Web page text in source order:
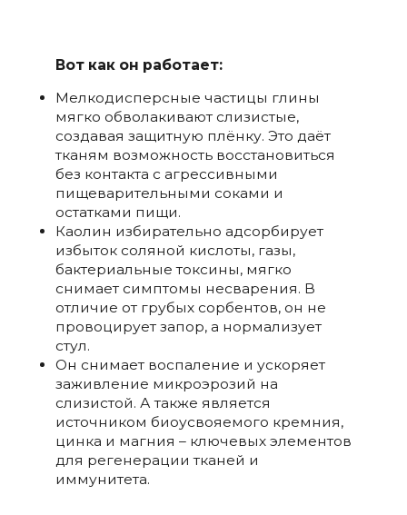
Вот как он работает:
Мелкодисперсные частицы глины
мягко обволакивают слизистые,
создавая защитную плёнку. Это даёт
тканям возможность восстановиться
без контакта с агрессивными
пищеварительными соками и
остатками пищи.
Каолин избирательно адсорбирует
избыток соляной кислоты, газы,
бактериальные токсины, мягко
снимает симптомы несварения. В
отличие от грубых сорбентов, он не
провоцирует запор, а нормализует
стул.
Он снимает воспаление и ускоряет
заживление микроэрозий на
слизистой. А также является
источником биоусвояемого кремния,
цинка и магния – ключевых элементов
для регенерации тканей и
иммунитета.